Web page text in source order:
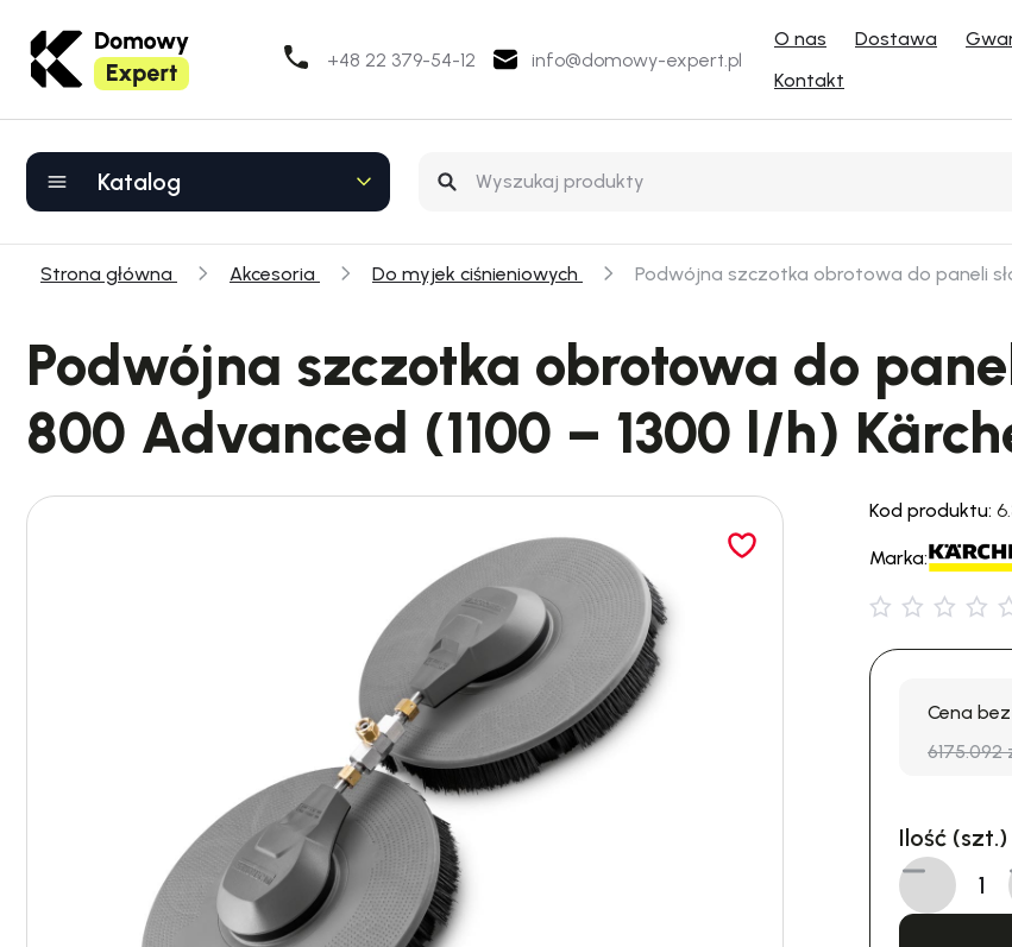
+48 22 379-54-12 info@domowy-expert.pl
O nas Dostawa
Kontakt
Katalog
Strona główna Akcesoria Do myjek ciśnieniowych Podwójna szczotka obrotowa do paneli
Podwójna szczotka obrotowa do
800 Advanced (1100 – 1300 l/h)
Kod produktu:
Marka:
Cena
6175.092
Ilość (szt.)